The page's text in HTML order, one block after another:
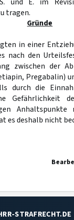
tragen.
Gründe
in einer
nach den
zwischen der
Pregabalin)
durch die
Gefährlichkeit
es deshalb nicht
STRAFRECHT.DE